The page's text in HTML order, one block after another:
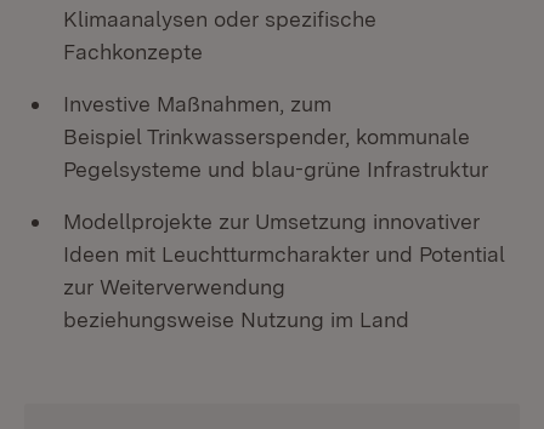
Klimaanalysen oder spezifische
Fachkonzepte
Investive Maßnahmen, zum
Beispiel Trinkwasserspender, kommunale
Pegelsysteme und blau-grüne Infrastruktur
Modellprojekte zur Umsetzung innovativer
Ideen mit Leuchtturmcharakter und Potential
zur Weiterverwendung
beziehungsweise Nutzung im Land